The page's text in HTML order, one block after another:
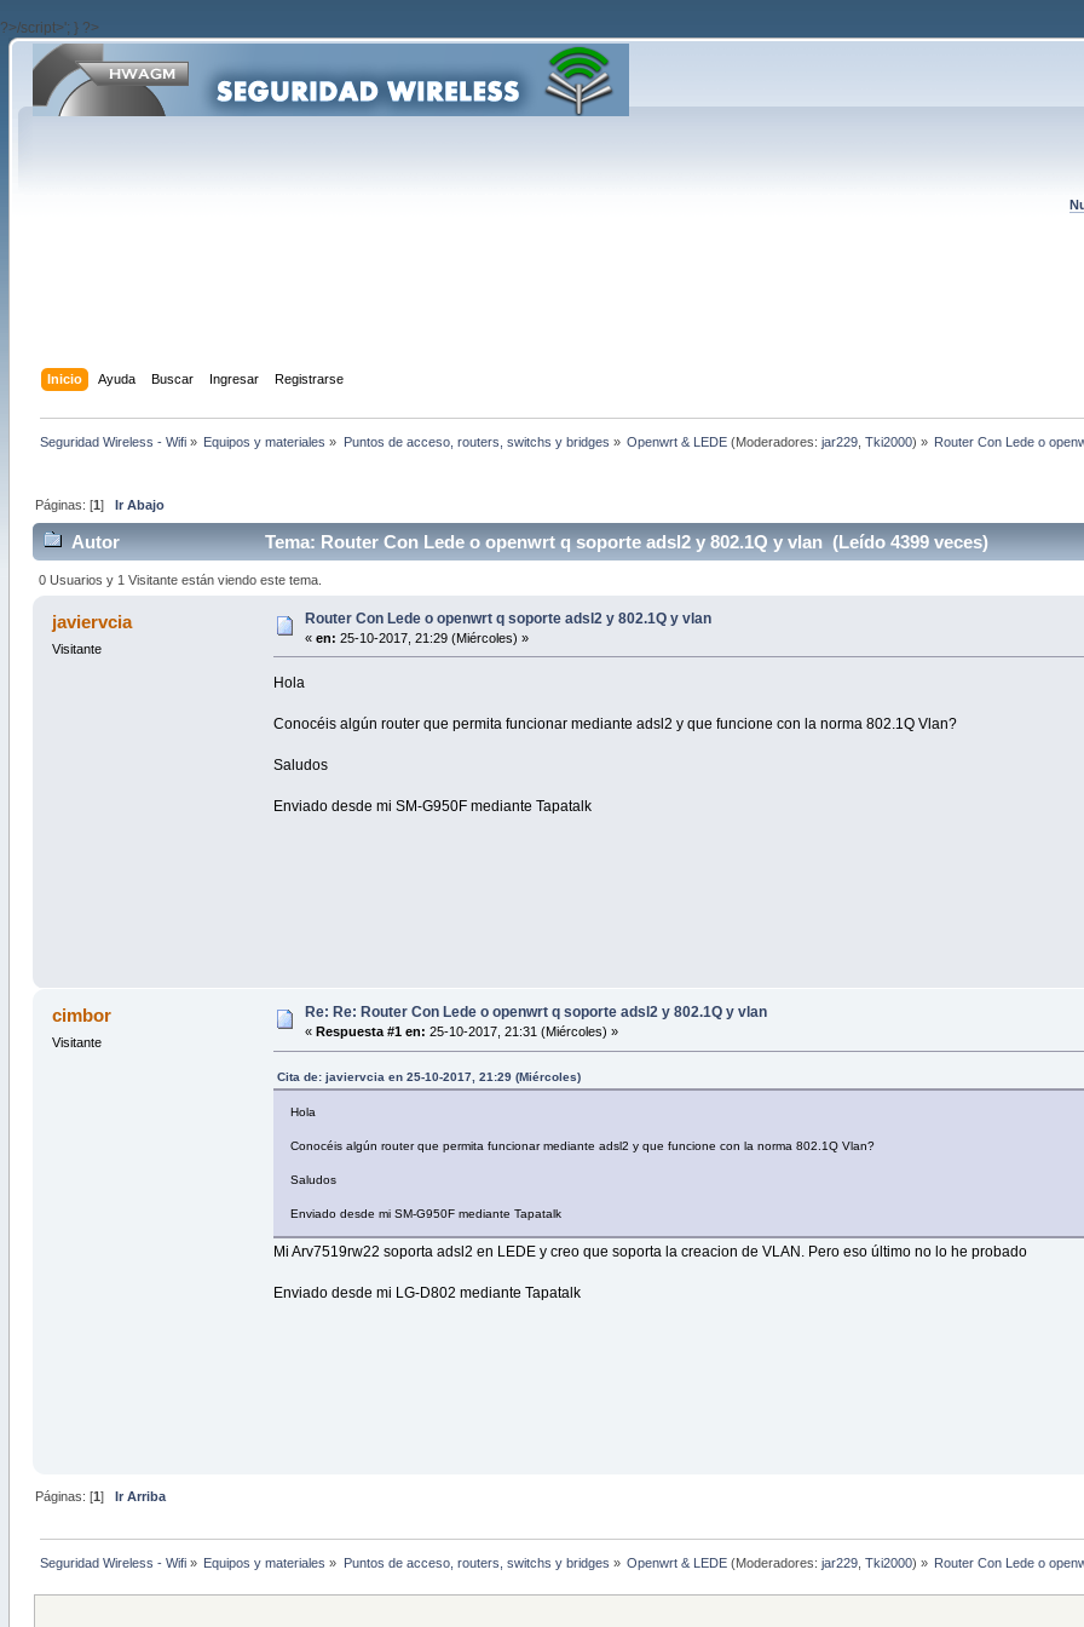
?>/script>'; } ?>
Inicio Ayuda Buscar Ingresar Registrarse
Seguridad Wireless - Wifi» Equipos y materiales » Puntos de acceso, routers, switchs y bridges » Openwrt & LEDE(Moderadores: jar229, Tki2000) » Router Con Lede o
Páginas: [1] Ir Abajo
Autor Tema: Router Con Lede o openwrt q soporte adsl2 y 802.1Q y vlan (Leído 4399 veces)
0 Usuarios y 1 Visitante están viendo este tema.
javiervcia
Visitante
Router Con Lede o openwrt q soporte adsl2 y 802.1Q y vlan
« en: 25-10-2017, 21:29 (Miércoles) »
Hola
Conocéis algún router que permita funcionar mediante adsl2 y que funcione con la norma 802.1Q Vlan?
Saludos
Enviado desde mi SM-G950F mediante Tapatalk
cimbor
Visitante
Re: Re: Router Con Lede o openwrt q soporte adsl2 y 802.1Q y vlan
« Respuesta #1 en: 25-10-2017, 21:31 (Miércoles) »
Cita de: javiervcia en 25-10-2017, 21:29 (Miércoles)
Hola
Conocéis algún router que permita funcionar mediante adsl2 y que funcione con la norma 802.1Q Vlan?
Saludos
Enviado desde mi SM-G950F mediante Tapatalk
Mi Arv7519rw22 soporta adsl2 en LEDE y creo que soporta la creacion de VLAN. Pero eso último no lo he probado
Enviado desde mi LG-D802 mediante Tapatalk
Páginas: [1 ]
Ir Arriba
Seguridad Wireless - Wifi» Equipos y materiales » Puntos de acceso, routers, switchs y bridges » Openwrt & LEDE(Moderadores: jar229, Tki2000) » Router Con Lede o